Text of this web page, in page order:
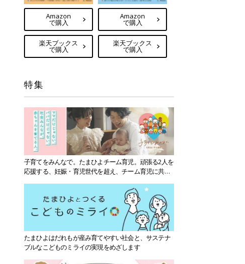
Amazon
で購入
楽天ブックス
で購入
Amazon
で購入
楽天ブックス
で購入
特集
子育てをみんなで。たまひよチーム育児。頑張る2人を
応援する、妊娠・育児世代を超え、チーム育児に共感
たまひよはだれもが産み育てやすい社会と、サステナ
ブルなこどものミライの実現をめざします